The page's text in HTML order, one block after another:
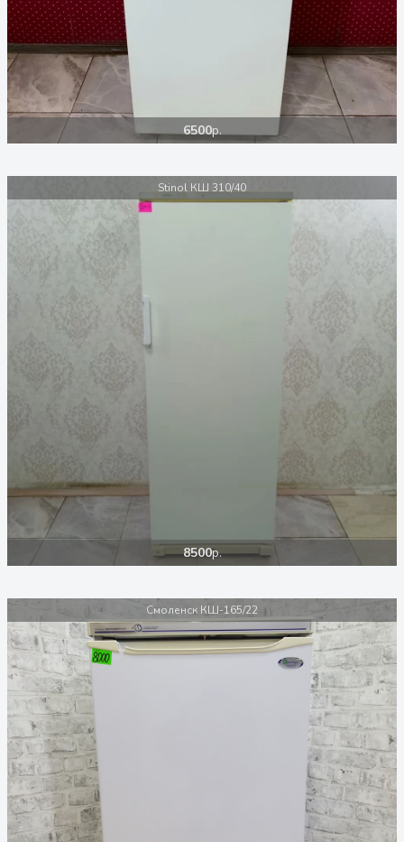
6500р.
Stinol КШ 310/40
8500р.
Смоленск КШ-165/22